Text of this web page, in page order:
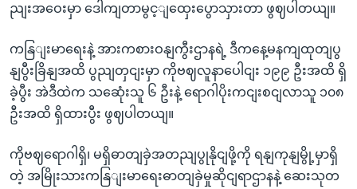
ညျးအဝေးမှာ ဒေါကျတာမွင့ျထှေးပွောသှားတာ ဖွဈပါတယျ။
ကနြျးမာရေးနဲ့ အားကစားဝနျကွီးဌာနရဲ့ ဒီကနေ့မနကျထုတျပွ
နျပွီးခြိနျအထိ ပွညျတှငျးမှာ ကိုဗဈလူနာပေါငျး ၁၉၉ ဦးအထိ ရှိ
ခဲ့ပွီး အဲဒီထဲက သဆေုံးသူ ၆ ဦးနဲ့ ရောဂါပိုးကငျးစငျလာသူ ၁၀၈
ဦးအထိ ရှိထားပွီး ဖွဈပါတယျ။
ကိုဗဈရောဂါရှိ၊ မရှိဓာတျခှဲအတညျပွုနိုငျဖို့ကို ရနျကုနျမွို့မှာရှိ
တဲ့ အမြိုးသားကနြျးမာရေးဓာတျခှဲမှုဆိုငျရာဌာနနဲ့ ဆေးသုတ